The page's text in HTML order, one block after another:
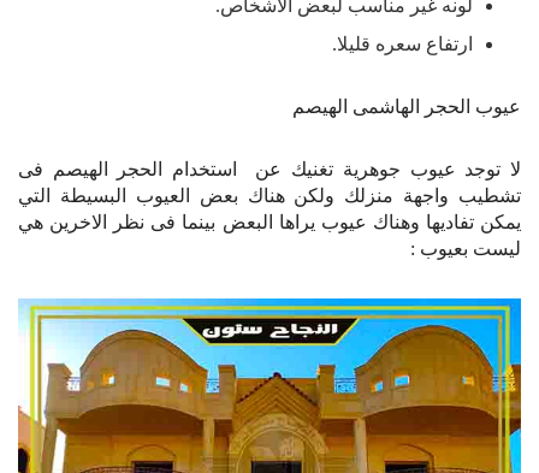
لونه غير مناسب لبعض الاشخاص.
ارتفاع سعره قليلا.
عيوب الحجر الهاشمى الهيصم
لا توجد عيوب جوهرية تغنيك عن استخدام الحجر الهيصم فى
تشطيب واجهة منزلك ولكن هناك بعض العيوب البسيطة التي
يمكن تفاديها وهناك عيوب يراها البعض بينما فى نظر الاخرين هي
ليست بعيوب :